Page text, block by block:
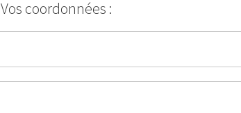
Vos coordonnées :